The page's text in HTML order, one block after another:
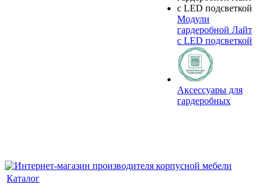
Модули
гардеробной Лайт
с LED подсветкой
Аксессуары для
гардеробных
Каталог